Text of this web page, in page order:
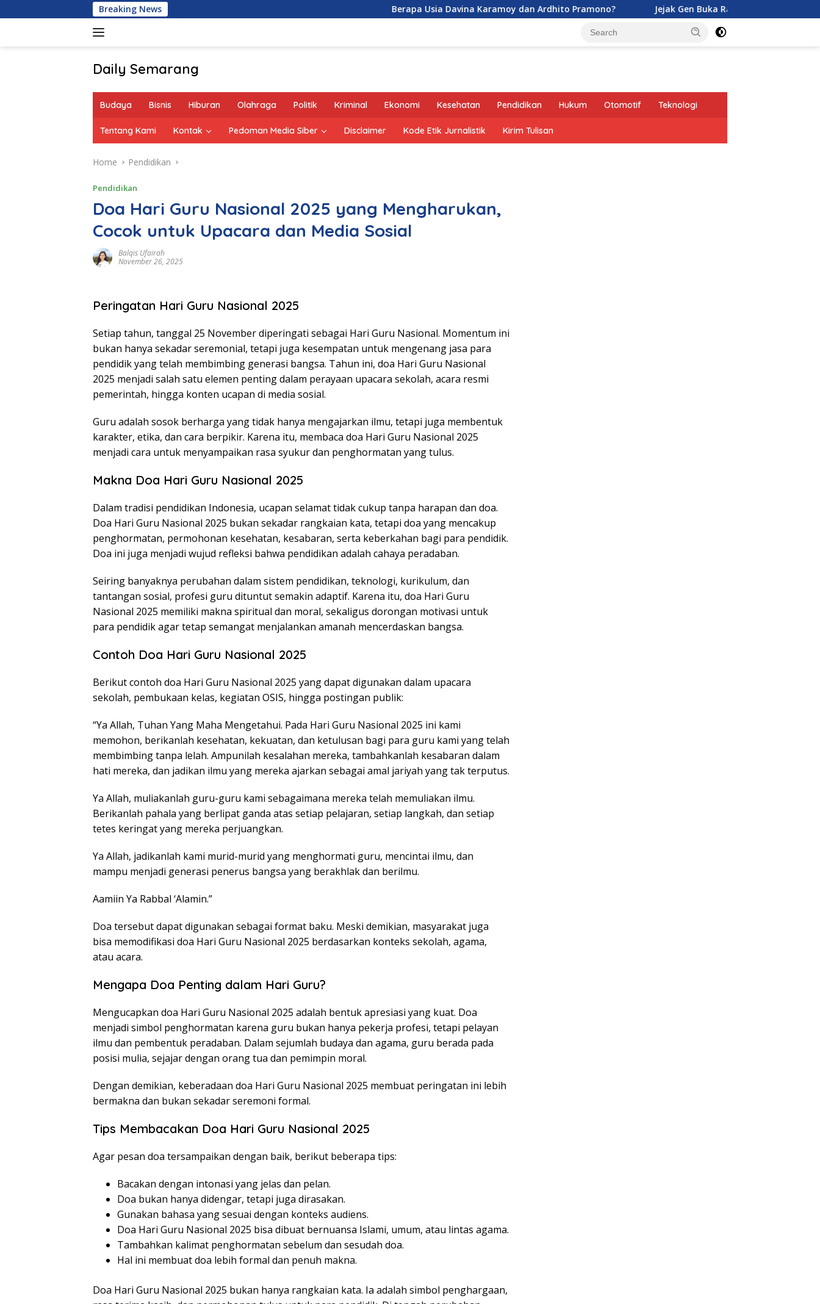
to
Breaking News Berapa Usia Davina Karamoy dan Ardhito Pramono? Jejak Gen Buka Rahasia Kucing di Eropa oleh
Daily Semarang
Hari
Informasi
Anda"
Budaya Bisnis Hiburan Olahraga Politik Kriminal Ekonomi Kesehatan Pendidikan Hukum Otomotif Teknologi
Tentang Kami Kontak Pedoman Media Siber Disclaimer Kode Etik Jurnalistik Kirim Tulisan
Home Pendidikan
Pendidikan
Doa Hari Guru Nasional 2025 yang Mengharukan,
Cocok untuk Upacara dan Media Sosial
Balqis Ufairah
November 26, 2025
Peringatan Hari Guru Nasional 2025
Setiap tahun, tanggal 25 November diperingati sebagai Hari Guru Nasional. Momentum ini
bukan hanya sekadar seremonial, tetapi juga kesempatan untuk mengenang jasa para
pendidik yang telah membimbing generasi bangsa. Tahun ini, doa Hari Guru Nasional
2025 menjadi salah satu elemen penting dalam perayaan upacara sekolah, acara resmi
pemerintah, hingga konten ucapan di media sosial.
Guru adalah sosok berharga yang tidak hanya mengajarkan ilmu, tetapi juga membentuk
karakter, etika, dan cara berpikir. Karena itu, membaca doa Hari Guru Nasional 2025
menjadi cara untuk menyampaikan rasa syukur dan penghormatan yang tulus.
Makna Doa Hari Guru Nasional 2025
Dalam tradisi pendidikan Indonesia, ucapan selamat tidak cukup tanpa harapan dan doa.
Doa Hari Guru Nasional 2025 bukan sekadar rangkaian kata, tetapi doa yang mencakup
penghormatan, permohonan kesehatan, kesabaran, serta keberkahan bagi para pendidik.
Doa ini juga menjadi wujud refleksi bahwa pendidikan adalah cahaya peradaban.
Seiring banyaknya perubahan dalam sistem pendidikan, teknologi, kurikulum, dan
tantangan sosial, profesi guru dituntut semakin adaptif. Karena itu, doa Hari Guru
Nasional 2025 memiliki makna spiritual dan moral, sekaligus dorongan motivasi untuk
para pendidik agar tetap semangat menjalankan amanah mencerdaskan bangsa.
Contoh Doa Hari Guru Nasional 2025
Berikut contoh doa Hari Guru Nasional 2025 yang dapat digunakan dalam upacara
sekolah, pembukaan kelas, kegiatan OSIS, hingga postingan publik:
“Ya Allah, Tuhan Yang Maha Mengetahui. Pada Hari Guru Nasional 2025 ini kami
memohon, berikanlah kesehatan, kekuatan, dan ketulusan bagi para guru kami yang telah
membimbing tanpa lelah. Ampunilah kesalahan mereka, tambahkanlah kesabaran dalam
hati mereka, dan jadikan ilmu yang mereka ajarkan sebagai amal jariyah yang tak terputus.
Ya Allah, muliakanlah guru-guru kami sebagaimana mereka telah memuliakan ilmu.
Berikanlah pahala yang berlipat ganda atas setiap pelajaran, setiap langkah, dan setiap
tetes keringat yang mereka perjuangkan.
Ya Allah, jadikanlah kami murid-murid yang menghormati guru, mencintai ilmu, dan
mampu menjadi generasi penerus bangsa yang berakhlak dan berilmu.
Aamiin Ya Rabbal ‘Alamin.”
Doa tersebut dapat digunakan sebagai format baku. Meski demikian, masyarakat juga
bisa memodifikasi doa Hari Guru Nasional 2025 berdasarkan konteks sekolah, agama,
atau acara.
Mengapa Doa Penting dalam Hari Guru?
Mengucapkan doa Hari Guru Nasional 2025 adalah bentuk apresiasi yang kuat. Doa
menjadi simbol penghormatan karena guru bukan hanya pekerja profesi, tetapi pelayan
ilmu dan pembentuk peradaban. Dalam sejumlah budaya dan agama, guru berada pada
posisi mulia, sejajar dengan orang tua dan pemimpin moral.
Dengan demikian, keberadaan doa Hari Guru Nasional 2025 membuat peringatan ini lebih
bermakna dan bukan sekadar seremoni formal.
Tips Membacakan Doa Hari Guru Nasional 2025
Agar pesan doa tersampaikan dengan baik, berikut beberapa tips:
Bacakan dengan intonasi yang jelas dan pelan.
Doa bukan hanya didengar, tetapi juga dirasakan.
Gunakan bahasa yang sesuai dengan konteks audiens.
Doa Hari Guru Nasional 2025 bisa dibuat bernuansa Islami, umum, atau lintas agama.
Tambahkan kalimat penghormatan sebelum dan sesudah doa.
Hal ini membuat doa lebih formal dan penuh makna.
Doa Hari Guru Nasional 2025 bukan hanya rangkaian kata. Ia adalah simbol penghargaan,